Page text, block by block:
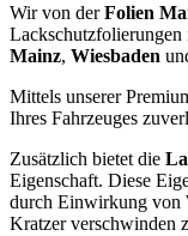
Wir von derFolien
Lackschutzfolierungen
Mainz, Wiesbaden
Mittels unserer
Ihres Fahrzeuges
Zusätzlich bietet die
Eigenschaft. Diese
durch Einwirkung von
Kratzer verschwinden